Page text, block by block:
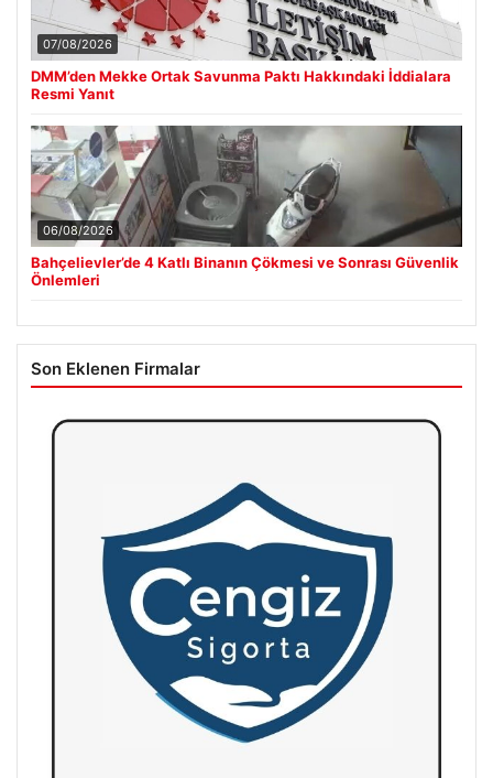
07/08/2026
DMM’den Mekke Ortak Savunma Paktı Hakkındaki İddialara
Resmi Yanıt
06/08/2026
Bahçelievler’de 4 Katlı Binanın Çökmesi ve Sonrası Güvenlik
Önlemleri
Son Eklenen Firmalar